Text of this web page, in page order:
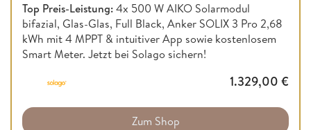
Top Preis-Leistung:4x 500 W AIKO Solarmodul
bifazial, Glas-Glas, Full Black, Anker SOLIX 3 Pro 2,68
kWh mit 4 MPPT & intuitiver App sowie kostenlosem
Smart Meter. Jetzt bei Solago sichern!
1.329,00 €
Zum Shop